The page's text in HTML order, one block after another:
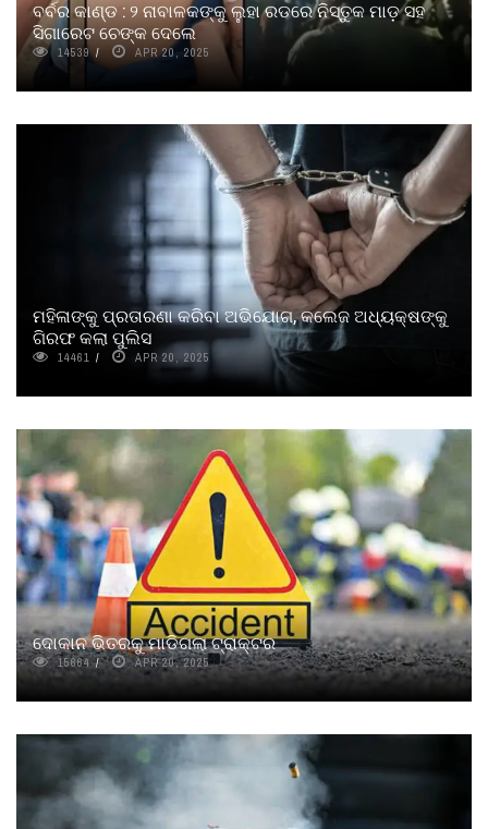
ବର୍ବର କାଣ୍ଡ : ୨ ନାବାଳକଙ୍କୁ ଲୁହା ରଡରେ ନିସ୍ତୁକ ମାଡ଼ ସହ
ସିଗାରେଟ ଚେଙ୍କ ଦେଲେ
14539 APR 20, 2025
ମହିଳାଙ୍କୁ ପ୍ରତାରଣା କରିବା ଅଭିଯୋଗ, କଲେଜ ଅଧ୍ୟକ୍ଷଙ୍କୁ
ଗିରଫ କଲା ପୁଲିସ
14461 APR 20, 2025
ଦୋକାନ ଭିତରକୁ ମାଡିଗଲା ଟ୍ରାକ୍ଟର
15664 APR 20, 2025